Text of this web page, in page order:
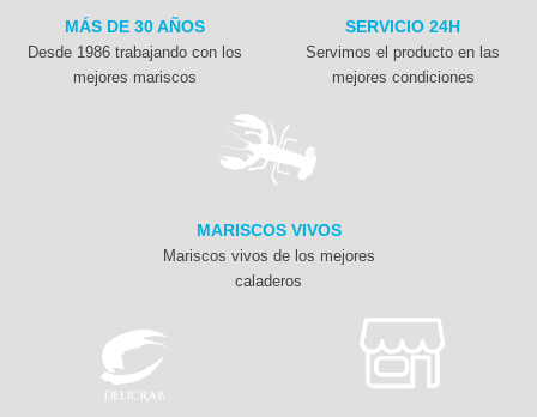
MÁS DE 30 AÑOS
Desde 1986 trabajando con los
mejores mariscos
SERVICIO 24H
Servimos el producto en las
mejores condiciones
MARISCOS VIVOS
Mariscos vivos de los mejores
caladeros